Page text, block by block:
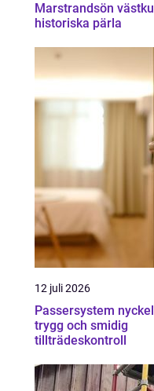
Marstrandsön västkustens
historiska pärla
12 juli 2026
Passersystem nyckeln till
trygg och smidig
tillträdeskontroll